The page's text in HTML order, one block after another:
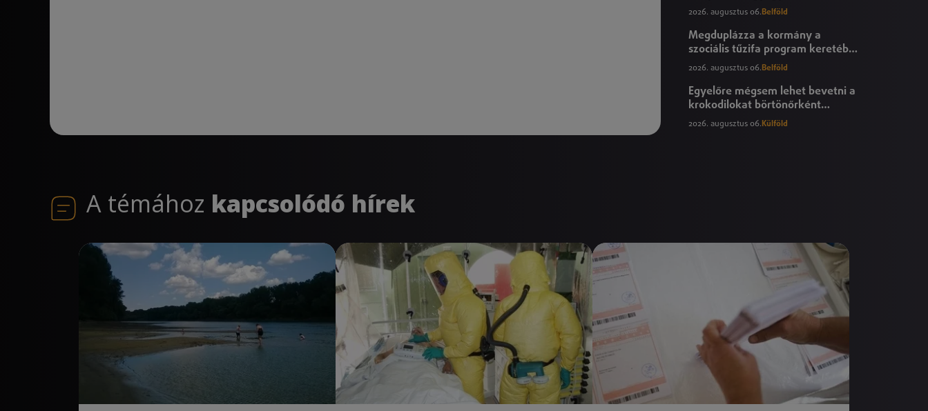
áfamentességéről szóló
2026. augusztus 06.Belföld
Megduplázza a kormány a
szociális tűzifa program keretében
igényelhető mennyiséget
2026. augusztus 06.Belföld
Egyelőre mégsem lehet bevetni a
krokodilokat börtönőrként
Izraelben
2026. augusztus 06. Külföld
A témához kapcsolódó hírek